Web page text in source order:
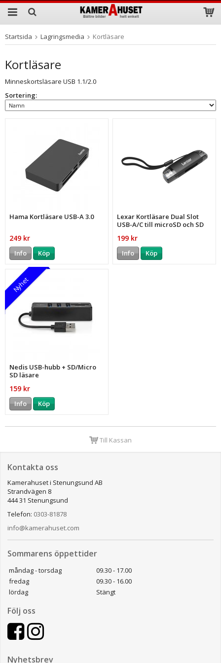
Produkten har blivit tillagd i varukorgen
Startsida Lagringsmedia Kortläsare
Kortläsare
Minneskortsläsare USB 1.1/2.0
Sortering:
Hama Kortläsare USB-A 3.0
249 kr
Info Köp
Lexar Kortläsare Dual Slot
USB-A/C till microSD och SD
199 kr
Info Köp
Nyhet
Nedis USB-hubb + SD/Micro
SD läsare
159 kr
Info Köp
Till Kassan
Kontakta oss
Kamerahuset i Stenungsund AB
Strandvägen 8
444 31 Stenungsund
Telefon: 0303-81878
info@kamerahuset.com
Sommarens öppettider
måndag - torsdag
09.30 - 17.00
fredag
09.30 - 16.00
lördag
Stängt
Följ oss
Nyhetsbrev